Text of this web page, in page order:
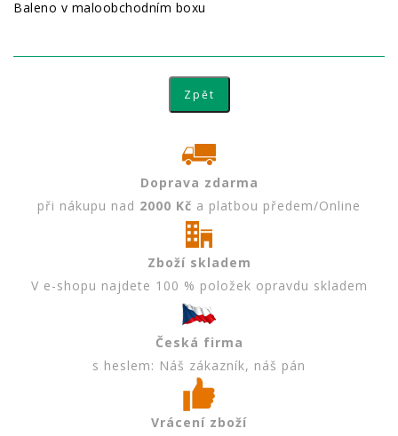
Baleno v maloobchodním boxu
Doprava zdarma
při nákupu nad 2000 Kč a platbou předem/Online
Zboží skladem
V e-shopu najdete 100 % položek opravdu skladem
Česká firma
s heslem: Náš zákazník, náš pán
Vrácení zboží